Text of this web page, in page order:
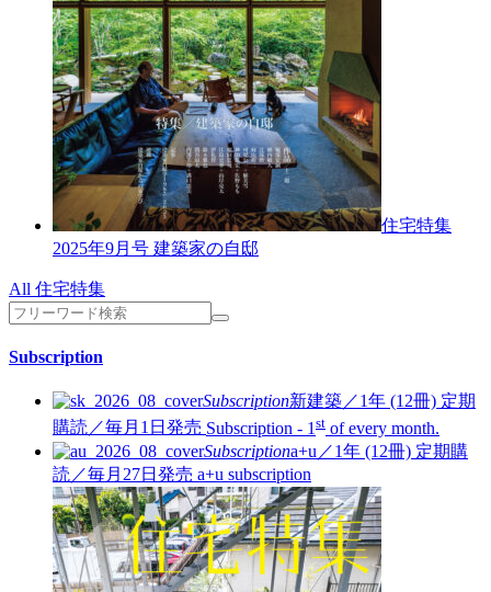
住宅特集
2025年9月号 建築家の自邸
All 住宅特集
Subscription
Subscription新建築／1年 (12冊) 定期
購読／毎月1日発売 Subscription - 1 st of every month.
Subscriptiona+u／1年 (12冊) 定期購
読／毎月27日発売 a+u subscription